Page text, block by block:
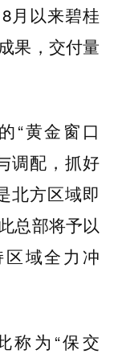
月以来碧桂
果，交付量
“黄金窗口
调配，抓好
北方区域即
总部将予以
域全力冲
称为“保交